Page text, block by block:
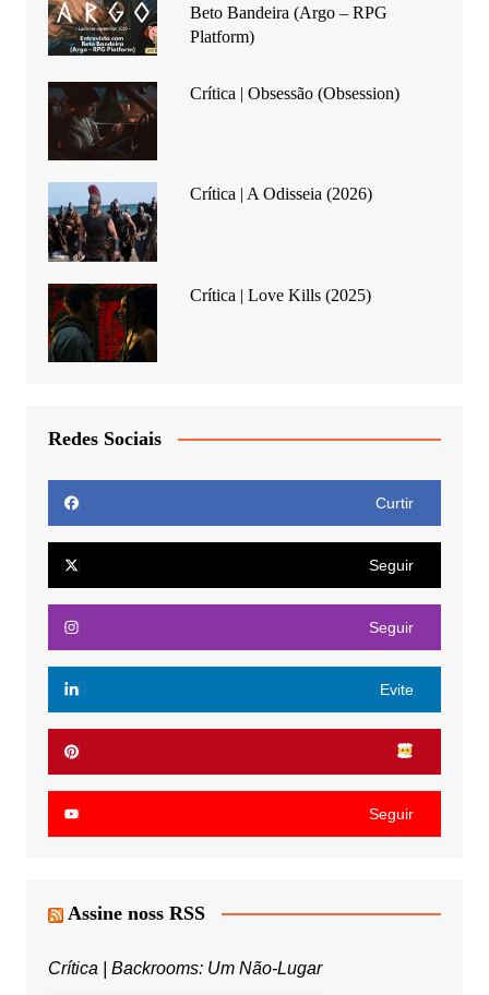
Beto Bandeira (Argo – RPG
Platform)
Crítica | Obsessão (Obsession)
Crítica | A Odisseia (2026)
Crítica | Love Kills (2025)
Redes Sociais
Curtir
Seguir
Seguir
Evite
Seguir
Assine noss RSS
Crítica | Backrooms: Um Não-Lugar